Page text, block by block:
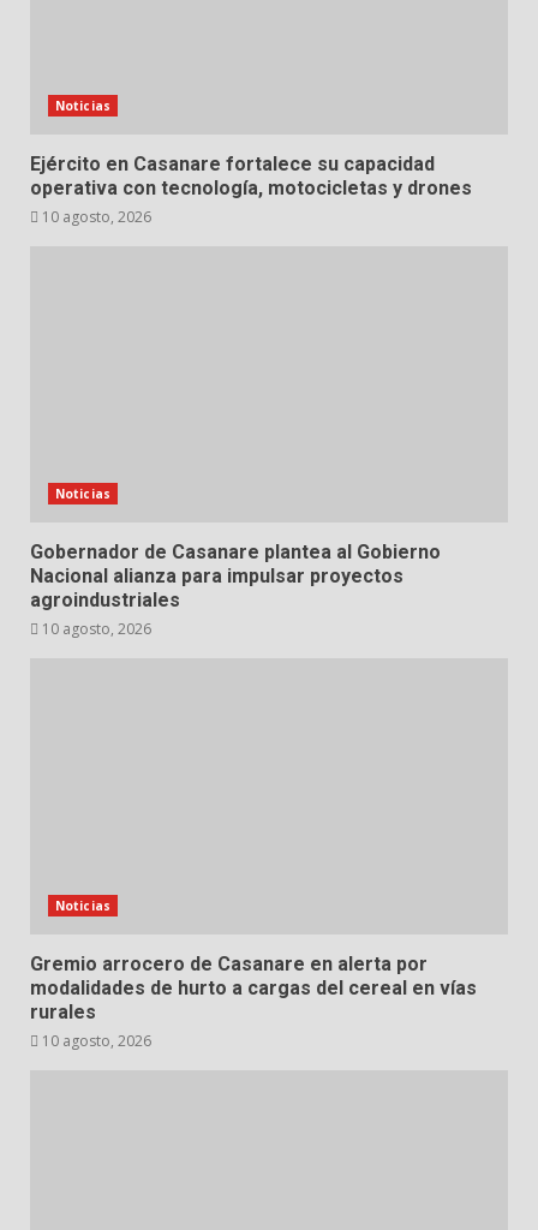
Noticias
Ejército en Casanare fortalece su capacidad
operativa con tecnología, motocicletas y drones
10 agosto, 2026
Noticias
Gobernador de Casanare plantea al Gobierno
Nacional alianza para impulsar proyectos
agroindustriales
10 agosto, 2026
Noticias
Gremio arrocero de Casanare en alerta por
modalidades de hurto a cargas del cereal en vías
rurales
10 agosto, 2026